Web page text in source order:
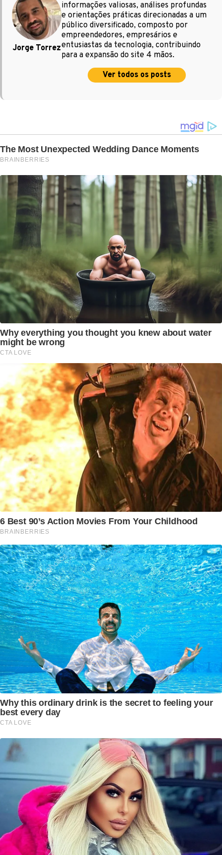
Jorge Torrez
informações valiosas, análises profundas
e orientações práticas direcionadas a um
público diversificado, composto por
empreendedores, empresários e
entusiastas da tecnologia, contribuindo
para a expansão do site 4 mãos.
Ver todos os posts